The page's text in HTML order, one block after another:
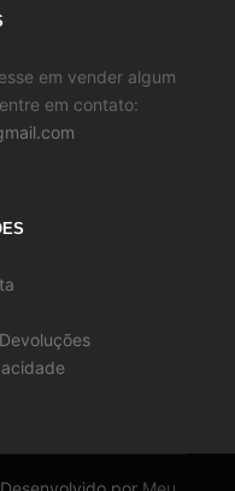
em vender algum
em contato: